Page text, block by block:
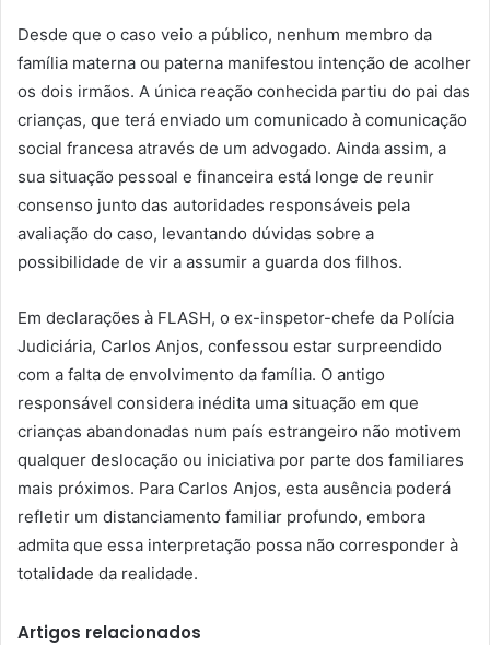
Desde que o caso veio a público, nenhum membro da
família materna ou paterna manifestou intenção de acolher
os dois irmãos. A única reação conhecida partiu do pai das
crianças, que terá enviado um comunicado à comunicação
social francesa através de um advogado. Ainda assim, a
sua situação pessoal e financeira está longe de reunir
consenso junto das autoridades responsáveis pela
avaliação do caso, levantando dúvidas sobre a
possibilidade de vir a assumir a guarda dos filhos.
Em declarações à FLASH, o ex-inspetor-chefe da Polícia
Judiciária, Carlos Anjos, confessou estar surpreendido
com a falta de envolvimento da família. O antigo
responsável considera inédita uma situação em que
crianças abandonadas num país estrangeiro não motivem
qualquer deslocação ou iniciativa por parte dos familiares
mais próximos. Para Carlos Anjos, esta ausência poderá
refletir um distanciamento familiar profundo, embora
admita que essa interpretação possa não corresponder à
totalidade da realidade.
Artigos relacionados